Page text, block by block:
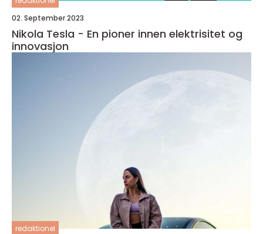
02. September 2023
Nikola Tesla - En pioner innen elektrisitet og
innovasjon
redaktionel